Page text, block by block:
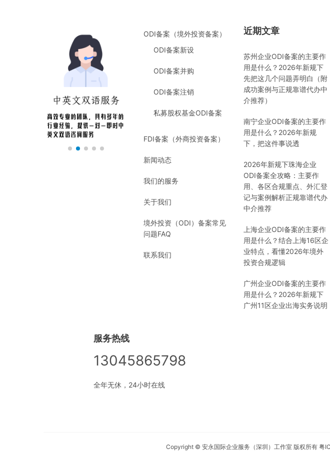
ODI备案（境外投资备案）
ODI备案新设
ODI备案并购
ODI备案注销
私募股权基金ODI备案
FDI备案（外商投资备案）
新闻动态
我们的服务
关于我们
境外投资（ODI）备案常见
问题FAQ
联系我们
近期文章
苏州企业ODI备案的主要作
用是什么？2026年新规下
先把这几个问题弄明白（附
成功案例与正规靠谱代办中
介推荐）
南宁企业ODI备案的主要作
用是什么？2026年新规
下，把这件事说透
2026年新规下珠海企业
ODI备案全攻略：主要作
用、各区合规重点、外汇登
记与案例解析正规靠谱代办
中介推荐
上海企业ODI备案的主要作
用是什么？结合上海16区企
业特点，看懂2026年境外
投资合规逻辑
广州企业ODI备案的主要作
用是什么？2026年新规下
广州11区企业出海实务说明
服务热线
13045865798
全年无休，24小时在线
Copyright © 安永国际企业服务（深圳）工作室 版权所有 粤